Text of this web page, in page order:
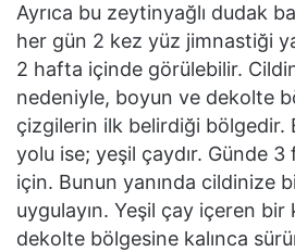
Ayrıca bu zeytinyağlı dudak
her gün 2 kez yüz jimnastiği
2 hafta içinde görülebilir.
nedeniyle, boyun ve dekolte
çizgilerin ilk belirdiği bölgedir.
yolu ise; yeşil çaydır. Günde
için. Bunun yanında cildinize
uygulayın. Yeşil çay içeren
dekolte bölgesine kalınca